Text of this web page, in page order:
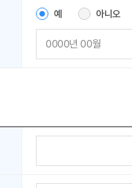
예 아니오